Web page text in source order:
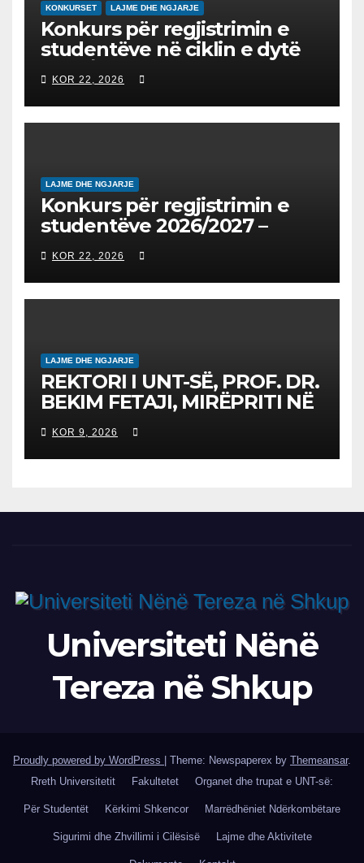
KONKURSET LAJME DHE NGJARJE
Konkurs për regjistrimin e
studentëve në ciklin e dytë
запишување на студенти
на втор циклус студии за
2026/2027
KOR 22, 2026
LAJME DHE NGJARJE
Konkurs për regjistrimin e
studentëve 2026/2027 –
студенти за 2026/2027
KOR 22, 2026
LAJME DHE NGJARJE
REKTORI I UNT-SË, PROF. DR.
BEKIM FETAJI, MIRËPRITI NË
SH.A MEPSO, DR. BURIM
LATIFIN
KOR 9, 2026
Universiteti Nënë
Tereza në Shkup
Proudly powered by WordPress Theme: Newspaperex by Themeansar.
Rreth Universitetit
Fakultetet Organet dhe trupat e UNT-së:
Për Studentët Kërkimi Shkencor Marrëdhëniet Ndërkombëtare
Sigurimi dhe Zhvillimi i Cilësisë Lajme dhe Aktivitete